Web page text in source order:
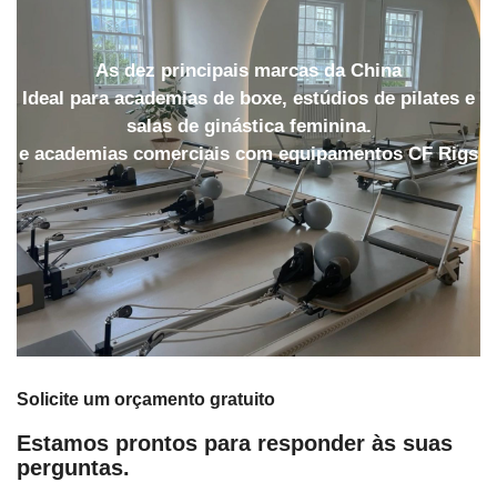
As dez principais marcas da China
Ideal para academias de boxe, estúdios de pilates e
salas de ginástica feminina.
e academias comerciais com equipamentos CF Rigs
Solicite um orçamento gratuito
Estamos prontos para responder às suas
perguntas.